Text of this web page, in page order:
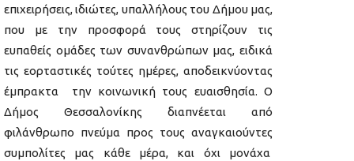
επιχειρήσεις, ιδιώτες, υπαλλήλους του Δήμου μας,
που με την προσφορά τους στηρίζουν τις
ευπαθείς ομάδες των συνανθρώπων μας, ειδικά
τις εορταστικές τούτες ημέρες, αποδεικνύοντας
έμπρακτα την κοινωνική τους ευαισθησία. Ο
Δήμος Θεσσαλονίκης διαπνέεται από
φιλάνθρωπο πνεύμα προς τους αναγκαιούντες
συμπολίτες μας κάθε μέρα, και όχι μονάχα